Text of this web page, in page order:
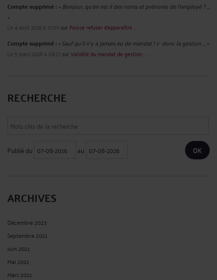
Compte supprimé :« Bonjour, qu'en est il des noms et prénoms de l'employé ? ...
»
Le 4 août 2018 à 17:09 sur Puis-je refuser d’apparaître ...
Compte supprimé :« Sauf qu'il n'y a jamais eu de mandat ! 1- donc la gestion ... »
Le 5 mars 2018 à 08:27surValidité du mandat de gestion : ...
RECHERCHE
Publié du au
ARCHIVES
Décembre 2023
Septembre 2021
Juin 2021
Mai 2021
Mars 2021